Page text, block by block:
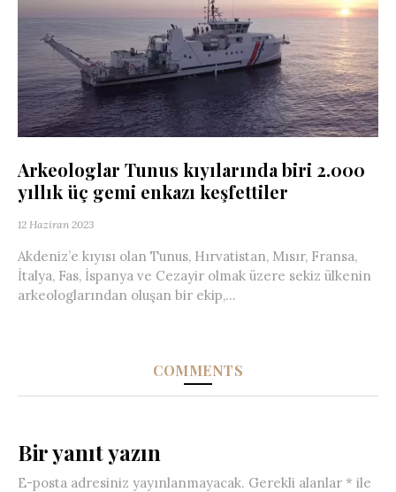
Arkeologlar Tunus kıyılarında biri 2.000
yıllık üç gemi enkazı keşfettiler
12 Haziran 2023
Akdeniz’e kıyısı olan Tunus, Hırvatistan, Mısır, Fransa,
İtalya, Fas, İspanya ve Cezayir olmak üzere sekiz ülkenin
arkeologlarından oluşan bir ekip,...
COMMENTS
Bir yanıt yazın
E-posta adresiniz yayınlanmayacak. Gerekli alanlar * ile